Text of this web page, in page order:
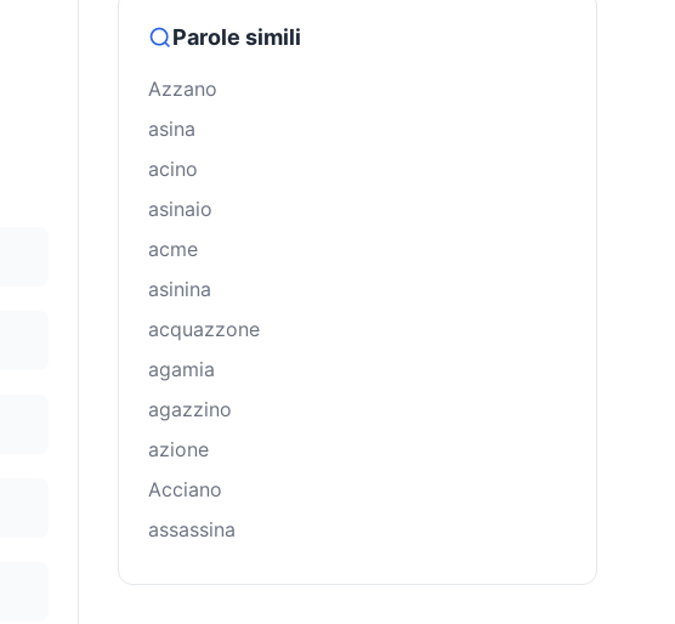
Parole simili
Azzano
asina
acino
asinaio
acme
asinina
acquazzone
agamia
agazzino
azione
Acciano
assassina